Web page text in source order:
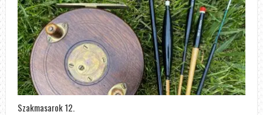
Szakmasarok 12.